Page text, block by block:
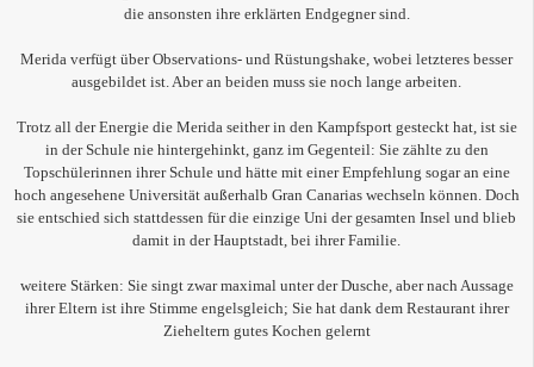
die ansonsten ihre erklärten Endgegner sind.
Merida verfügt über Observations- und Rüstungshake, wobei letzteres besser
ausgebildet ist. Aber an beiden muss sie noch lange arbeiten.
Trotz all der Energie die Merida seither in den Kampfsport gesteckt hat, ist sie
in der Schule nie hintergehinkt, ganz im Gegenteil: Sie zählte zu den
Topschülerinnen ihrer Schule und hätte mit einer Empfehlung sogar an eine
hoch angesehene Universität außerhalb Gran Canarias wechseln können. Doch
sie entschied sich stattdessen für die einzige Uni der gesamten Insel und blieb
damit in der Hauptstadt, bei ihrer Familie.
weitere Stärken: Sie singt zwar maximal unter der Dusche, aber nach Aussage
ihrer Eltern ist ihre Stimme engelsgleich; Sie hat dank dem Restaurant ihrer
Zieheltern gutes Kochen gelernt